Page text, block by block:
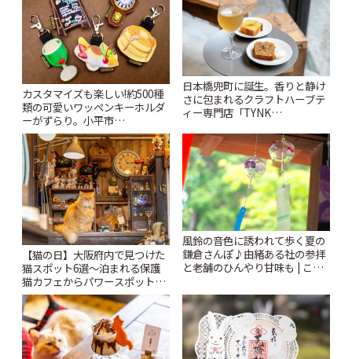
カスタマイズも楽しい!約500種
類の可愛いワッペンキーホルダ
ーがずらり。小平市
「Kimamaya T&K」 | ことりっ
ぷ
日本橋兜町に誕生。香りと静け
さに包まれるクラフトハーブテ
ィー専門店「TYNK
【猫の日】大阪府内で見つけた
猫スポット6選〜泊まれる保護
猫カフェからパワースポットま
で〜 | ことりっぷ
風鈴の音色に誘われて歩く夏の
鎌倉さんぽ♪由緒ある社の参拝
と老舗のひんやり甘味も | こと